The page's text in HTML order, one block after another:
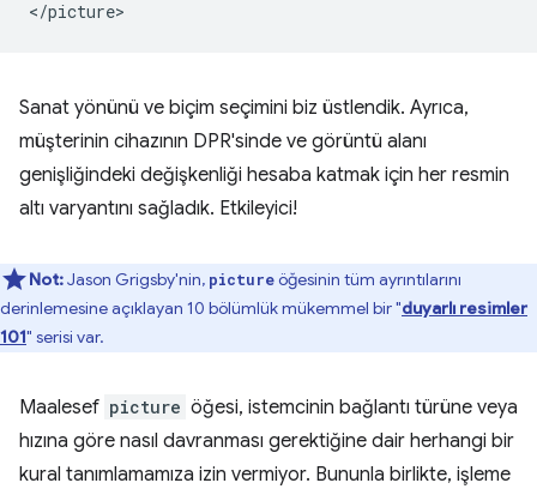
Sanat yönünü ve biçim seçimini biz üstlendik. Ayrıca,
müşterinin cihazının DPR'sinde ve görüntü alanı
genişliğindeki değişkenliği hesaba katmak için her resmin
altı varyantını sağladık. Etkileyici!
Not:Jason Grigsby'nin, pictureöğesinin tüm ayrıntılarını
derinlemesine açıklayan 10 bölümlük mükemmel bir "duyarlı resimler
101" serisi var.
Maalesef picture öğesi, istemcinin bağlantı türüne veya
hızına göre nasıl davranması gerektiğine dair herhangi bir
kural tanımlamamıza izin vermiyor. Bununla birlikte, işleme